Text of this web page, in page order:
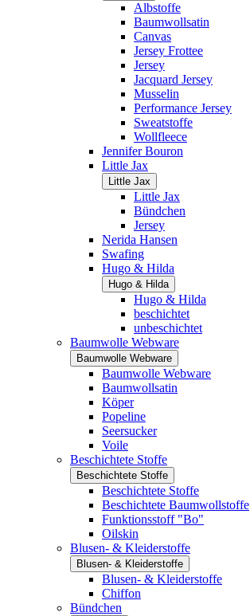
Albstoffe
Baumwollsatin
Canvas
Jersey Frottee
Jersey
Jacquard Jersey
Musselin
Performance Jersey
Sweatstoffe
Wollfleece
Jennifer Bouron
Little Jax
Little Jax
Little Jax
Bündchen
Jersey
Nerida Hansen
Swafing
Hugo & Hilda
Hugo & Hilda
Hugo & Hilda
beschichtet
unbeschichtet
Baumwolle Webware
Baumwolle Webware
Baumwolle Webware
Baumwollsatin
Köper
Popeline
Seersucker
Voile
Beschichtete Stoffe
Beschichtete Stoffe
Beschichtete Stoffe
Beschichtete Baumwollstoffe
Funktionsstoff "Bo"
Oilskin
Blusen- & Kleiderstoffe
Blusen- & Kleiderstoffe
Blusen- & Kleiderstoffe
Chiffon
Bündchen